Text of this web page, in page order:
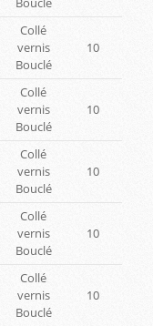
Collé
vernis
Bouclé
10
Collé
vernis
Bouclé
10
Collé
vernis
Bouclé
10
Collé
vernis
Bouclé
10
Collé
vernis
Bouclé
10